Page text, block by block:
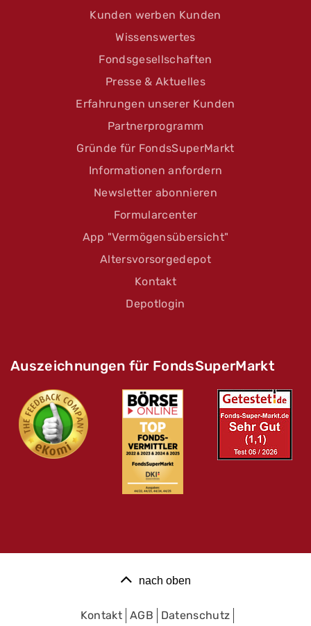
Kunden werben Kunden
Wissenswertes
Fondsgesellschaften
Presse & Aktuelles
Erfahrungen unserer Kunden
Partnerprogramm
Gründe für FondsSuperMarkt
Informationen anfordern
Newsletter abonnieren
Formularcenter
App "Vermögensübersicht"
Altersvorsorgedepot
Kontakt
Depotlogin
Auszeichnungen für FondsSuperMarkt
nach oben
Kontakt AGB Datenschutz